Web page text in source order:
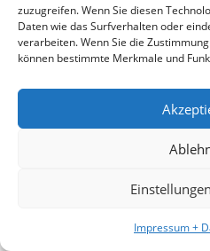
zuzugreifen. Wenn Sie diesen
Daten wie das Surfverhalten oder
verarbeiten. Wenn Sie die
können bestimmte Merkmale und
Impressum +